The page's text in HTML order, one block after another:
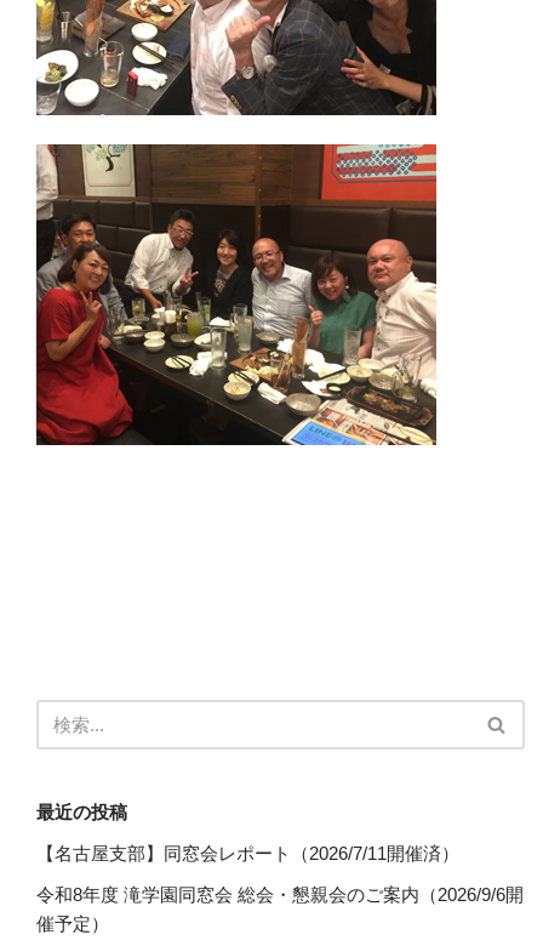
最近の投稿
【名古屋支部】同窓会レポート（2026/7/11開催済）
令和8年度 滝学園同窓会 総会・懇親会のご案内（2026/9/6開
催予定）